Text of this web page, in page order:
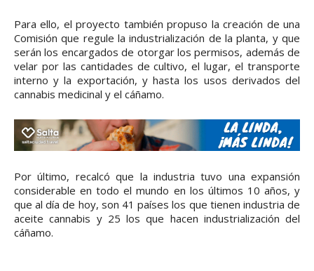
Para ello, el proyecto también propuso la creación de una
Comisión que regule la industrialización de la planta, y que
serán los encargados de otorgar los permisos, además de
velar por las cantidades de cultivo, el lugar, el transporte
interno y la exportación, y hasta los usos derivados del
cannabis medicinal y el cáñamo.
Por último, recalcó que la industria tuvo una expansión
considerable en todo el mundo en los últimos 10 años, y
que al día de hoy, son 41 países los que tienen industria de
aceite cannabis y 25 los que hacen industrialización del
cáñamo.